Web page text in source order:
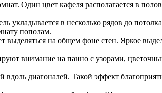
Один цвет кафеля располагается в
в несколько рядов до
пополам.
выделяться на общем фоне стен. Яркое
внимание на панно с узорами,
диагоналей. Такой эффект